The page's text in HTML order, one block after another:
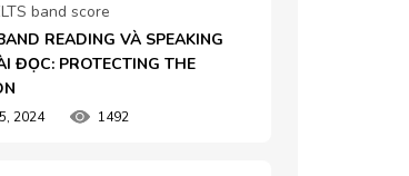
band score
READING VÀ SPEAKING
ĐỌC: PROTECTING THE
2024 1492